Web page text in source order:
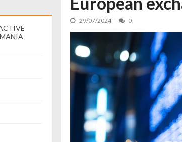
Am creat, până în prezent, peste 5.000 de noi locuri în
modernă pentru Alba: 40 de locuri noi la Zlatna prin
Mediului derulează dezbaterea publică pentru proiectul de
și flagrant în Neamț: canabis descoperit într-un colet și
Apărării Naționale participă la efortul național pentru
de pânã la 7,50% la ediția FIDELIS din luna august 04/
pune în consultare publică proiectul Catalogului național al
29/07/2024 0